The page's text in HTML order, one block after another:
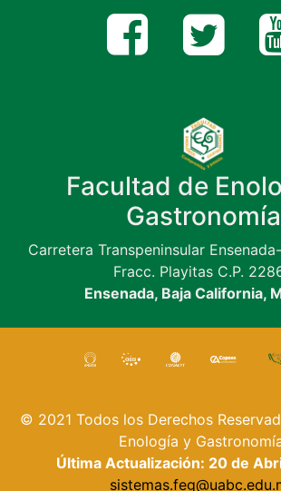
Facultad de
Gastronomía
Carretera Transpeninsular
Fracc. Playitas C.P.
Ensenada, Baja California,
© 2021 Todos los Derechos
Enología y
Última Actualización: 20 de